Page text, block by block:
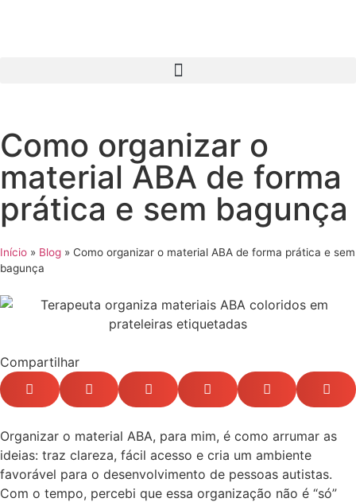
Como organizar o
material ABA de forma
prática e sem bagunça
Início » Blog » Como organizar o material ABA de forma prática e sem
bagunça
Compartilhar
Organizar o material ABA, para mim, é como arrumar as
ideias: traz clareza, fácil acesso e cria um ambiente
favorável para o desenvolvimento de pessoas autistas.
Com o tempo, percebi que essa organização não é “só”